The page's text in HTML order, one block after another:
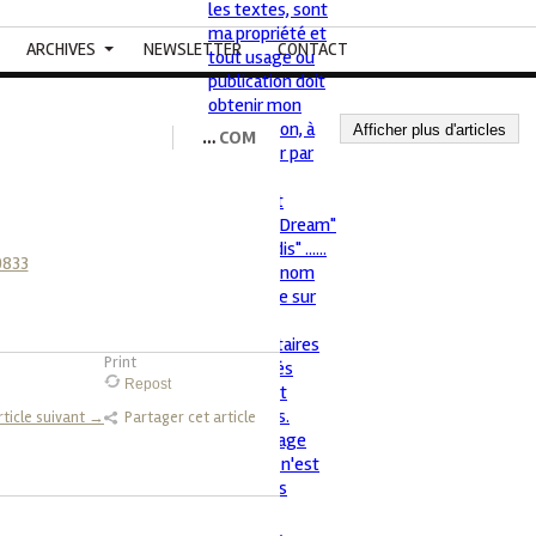
ARCHIVES NEWSLETTER CONTACT
… COM
Print
Repost
Partager cet article
suivant →
Afficher plus d'articles